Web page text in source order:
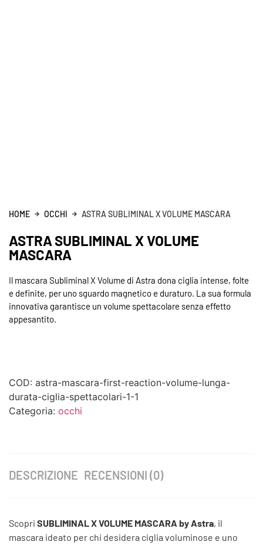
HOME OCCHI ASTRA SUBLIMINAL X VOLUME MASCARA
ASTRA SUBLIMINAL X VOLUME
MASCARA
Il mascara Subliminal X Volume di Astra dona ciglia intense, folte
e definite, per uno sguardo magnetico e duraturo. La sua formula
innovativa garantisce un volume spettacolare senza effetto
appesantito.
COD: astra-mascara-first-reaction-volume-lunga-
durata-ciglia-spettacolari-1-1
Categoria: occhi
DESCRIZIONE RECENSIONI (0)
Scopri SUBLIMINAL X VOLUME MASCARA by Astra, il
mascara ideato per chi desidera ciglia voluminose e uno